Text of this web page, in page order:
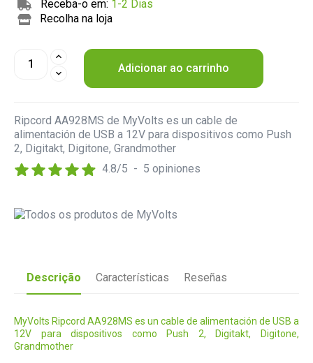
Receba-o em: 1-2 Dias
Recolha na loja
Adicionar ao carrinho
Ripcord AA928MS de MyVolts es un cable de
alimentación de USB a 12V para dispositivos como Push
2, Digitakt, Digitone, Grandmother
4.8/5 - 5 opiniones
Descrição Características Reseñas
MyVolts Ripcord AA928MS es un cable de alimentación de USB a
12V para dispositivos como Push 2, Digitakt, Digitone,
Grandmother